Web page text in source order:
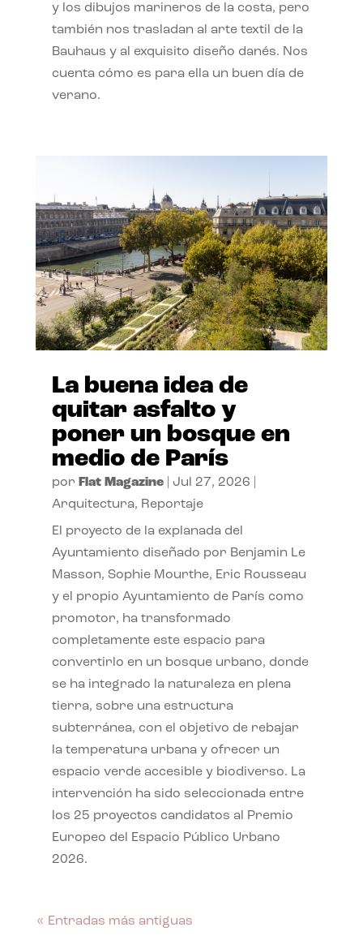
y los dibujos marineros de la costa, pero
también nos trasladan al arte textil de la
Bauhaus y al exquisito diseño danés. Nos
cuenta cómo es para ella un buen día de
verano.
La buena idea de
quitar asfalto y
poner un bosque en
medio de París
por Flat Magazine| Jul 27, 2026
Arquitectura, Reportaje
El proyecto de la explanada del
Ayuntamiento diseñado por Benjamin Le
Masson, Sophie Mourthe, Eric Rousseau
y el propio Ayuntamiento de París como
promotor, ha transformado
completamente este espacio para
convertirlo en un bosque urbano, donde
se ha integrado la naturaleza en plena
tierra, sobre una estructura
subterránea, con el objetivo de rebajar
la temperatura urbana y ofrecer un
espacio verde accesible y biodiverso. La
intervención ha sido seleccionada entre
los 25 proyectos candidatos al Premio
Europeo del Espacio Público Urbano
2026.
« Entradas más antiguas